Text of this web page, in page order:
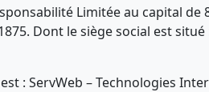
Limitée au capital de
Dont le siège social est
: ServWeb – Technologies